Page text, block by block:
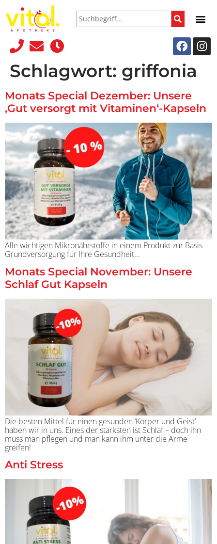
Schlagwort: griffonia
Monats Special Dezember: Unsere
‚Gut versorgt mit Vitaminen‘-Kapseln
Alle wichtigen Mikronährstoffe in einem Produkt zur Basis
Grundversorgung für Ihre Gesundheit…
Monats Special November: Unsere
Schlaf Gut Kapseln
Die besten Mittel für einen gesunden ‘Körper und Geist’
haben wir in uns. Eines der stärksten ist Schlaf – doch ihn
muss man pflegen und man kann ihm unter die Arme
greifen!
Anti Stress